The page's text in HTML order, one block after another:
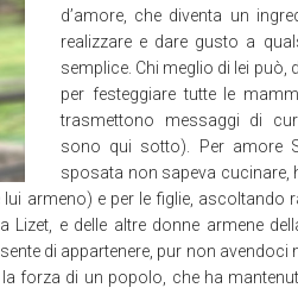
d’amore, che diventa un
realizzare e dare gusto a
semplice. Chi meglio di lei può,
per festeggiare tutte le
trasmettono messaggi di
sono qui sotto). Per amore
sposata non sapeva cucinare,
armeno) e per le figlie, ascoltando
e delle altre donne armene
di appartenere, pur non avendoci
forza di un popolo, che ha